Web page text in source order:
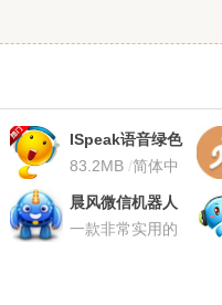
ISpeak语音绿色
免安装版 语音聊
天工具
83.2MB /简体中
文
晨风微信机器人
一款非常实用的